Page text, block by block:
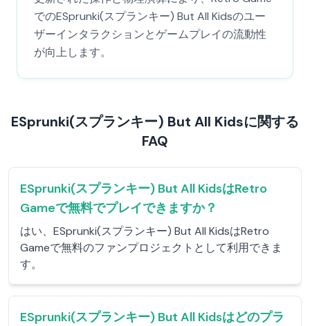
でのESprunki(スプランキー) But All Kidsのユー
ザーインタラクションとゲームプレイの流動性
が向上します。
ESprunki(スプランキー) But All Kidsに関する
FAQ
ESprunki(スプランキー) But All KidsはRetro
Gameで無料でプレイできますか？
はい、ESprunki(スプランキー) But All KidsはRetro
Gameで無料のファンプロジェクトとして利用できま
す。
ESprunki(スプランキー) But All Kidsはどのプラ